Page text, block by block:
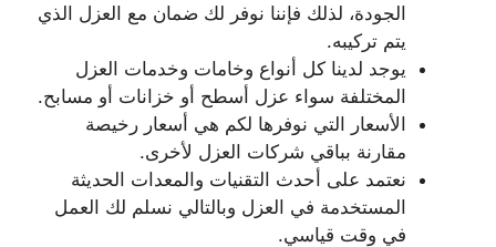
الجودة، لذلك فإننا نوفر لك ضمان مع العزل الذي
يتم تركيبه.
يوجد لدينا كل أنواع وخامات وخدمات العزل
المختلفة سواء عزل أسطح أو خزانات أو مسابح.
الأسعار التي نوفرها لكم هي أسعار رخيصة
مقارنة بباقي شركات العزل لأخرى.
نعتمد على أحدث التقنيات والمعدات الحديثة
المستخدمة في العزل وبالتالي نسلم لك العمل
في وقت قياسي.